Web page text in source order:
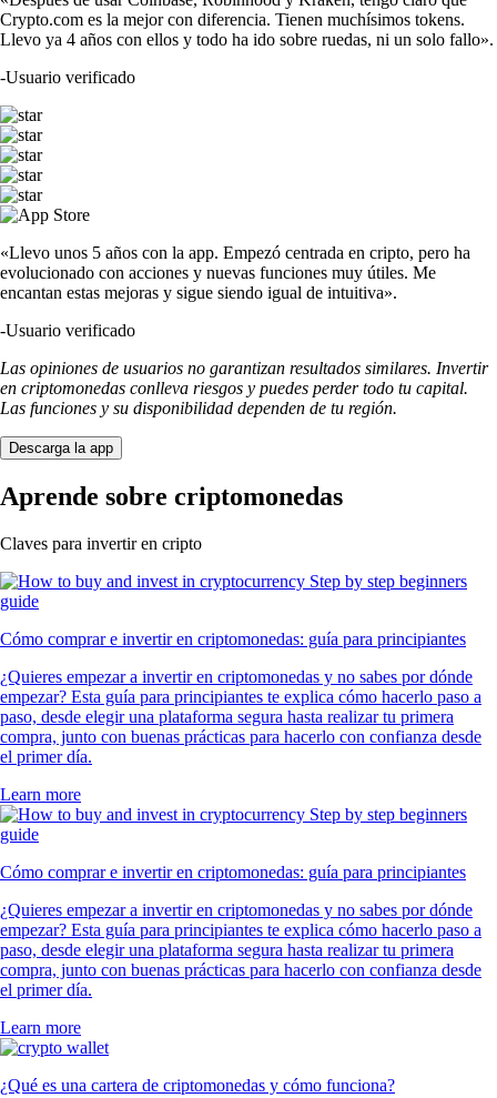
Crypto.com es la mejor con diferencia. Tienen muchísimos tokens.
Llevo ya 4 años con ellos y todo ha ido sobre ruedas, ni un solo fallo».
-Usuario verificado
«Llevo unos 5 años con la app. Empezó centrada en cripto, pero ha
evolucionado con acciones y nuevas funciones muy útiles. Me
encantan estas mejoras y sigue siendo igual de intuitiva».
-Usuario verificado
Las opiniones de usuarios no garantizan resultados similares. Invertir
en criptomonedas conlleva riesgos y puedes perder todo tu capital.
Las funciones y su disponibilidad dependen de tu región.
Descarga la app
Aprende sobre criptomonedas
Claves para invertir en cripto
Cómo comprar e invertir en criptomonedas: guía para principiantes
¿Quieres empezar a invertir en criptomonedas y no sabes por dónde
empezar? Esta guía para principiantes te explica cómo hacerlo paso a
paso, desde elegir una plataforma segura hasta realizar tu primera
compra, junto con buenas prácticas para hacerlo con confianza desde
el primer día.
Learn more
Cómo comprar e invertir en criptomonedas: guía para principiantes
¿Quieres empezar a invertir en criptomonedas y no sabes por dónde
empezar? Esta guía para principiantes te explica cómo hacerlo paso a
paso, desde elegir una plataforma segura hasta realizar tu primera
compra, junto con buenas prácticas para hacerlo con confianza desde
el primer día.
Learn more
¿Qué es una cartera de criptomonedas y cómo funciona?